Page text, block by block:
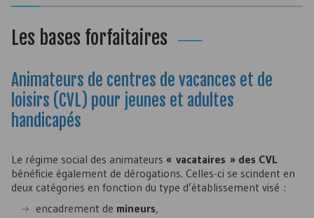
Les bases forfaitaires
Animateurs de centres de vacances et de
loisirs (CVL) pour jeunes et adultes
handicapés
Le régime social des animateurs « vacataires » des CVL
bénéficie également de dérogations. Celles-ci se scindent en
deux catégories en fonction du type d’établissement visé :
encadrement de mineurs,